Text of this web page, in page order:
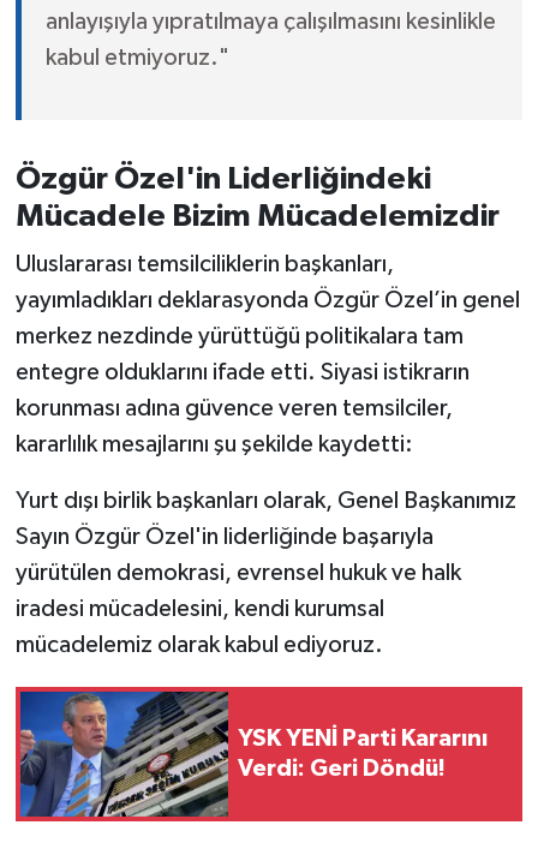
anlayışıyla yıpratılmaya çalışılmasını kesinlikle
kabul etmiyoruz."
Özgür Özel'in Liderliğindeki
Mücadele Bizim Mücadelemizdir
Uluslararası temsilciliklerin başkanları,
yayımladıkları deklarasyonda Özgür Özel’in genel
merkez nezdinde yürüttüğü politikalara tam
entegre olduklarını ifade etti. Siyasi istikrarın
korunması adına güvence veren temsilciler,
kararlılık mesajlarını şu şekilde kaydetti:
Yurt dışı birlik başkanları olarak, Genel Başkanımız
Sayın Özgür Özel'in liderliğinde başarıyla
yürütülen demokrasi, evrensel hukuk ve halk
iradesi mücadelesini, kendi kurumsal
mücadelemiz olarak kabul ediyoruz.
YSK YENİ Parti Kararını
Verdi: Geri Döndü!